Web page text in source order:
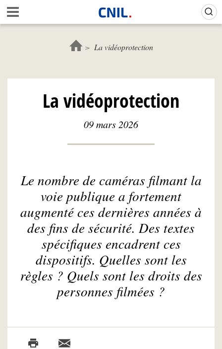
Aller
au
contenu
c
e
l
C
N
La vidéoprotection
La vidéoprotection
09 mars 2026
Le nombre de caméras filmant la
voie publique a fortement
augmenté ces dernières années à
des fins de sécurité. Des textes
spécifiques encadrent ces
dispositifs. Quelles sont les
règles ? Quels sont les droits des
personnes filmées ?